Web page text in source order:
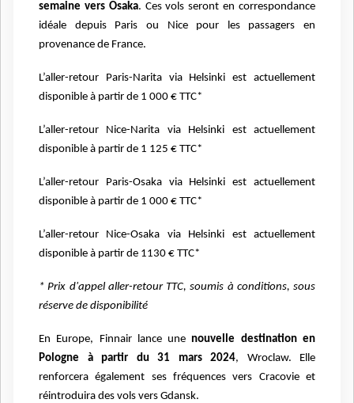
semaine vers Osaka. Ces vols seront en correspondance
idéale depuis Paris ou Nice pour les passagers en
provenance de France.
L’aller-retour Paris-Narita via Helsinki est actuellement
disponible à partir de 1 000 € TTC*
L’aller-retour Nice-Narita via Helsinki est actuellement
disponible à partir de 1 125 € TTC*
L’aller-retour Paris-Osaka via Helsinki est actuellement
disponible à partir de 1 000 € TTC*
L’aller-retour Nice-Osaka via Helsinki est actuellement
disponible à partir de 1130 € TTC*
* Prix d'appel aller-retour TTC, soumis à conditions, sous
réserve de disponibilité
En Europe, Finnair lance unenouvelle destination en
Pologne à partir du 31 mars 2024, Wroclaw. Elle
renforcera également ses fréquences vers Cracovie et
réintroduira des vols vers Gdansk.